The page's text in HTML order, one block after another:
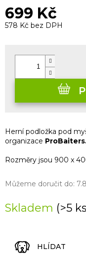
699 Kč
578 Kč bez DPH
Skladem (>5
Můžeme doručit do:
Herní podložka pod
organizace
Rozměry jsou 900 x
HLÍDAT